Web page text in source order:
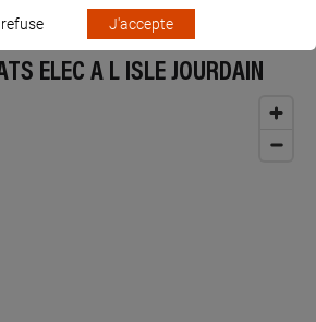
ELEC À L ISLE JOURDAIN
J'accepte